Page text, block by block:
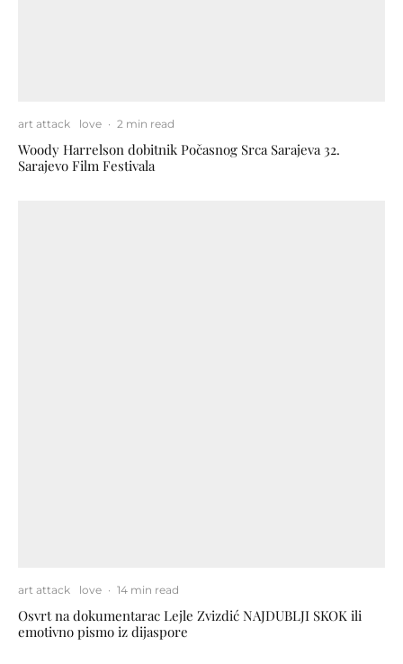
art attack love · 2 min read
Woody Harrelson dobitnik Počasnog Srca Sarajeva 32.
Sarajevo Film Festivala
art attack love · 14 min read
Osvrt na dokumentarac Lejle Zvizdić NAJDUBLJI SKOK ili
emotivno pismo iz dijaspore